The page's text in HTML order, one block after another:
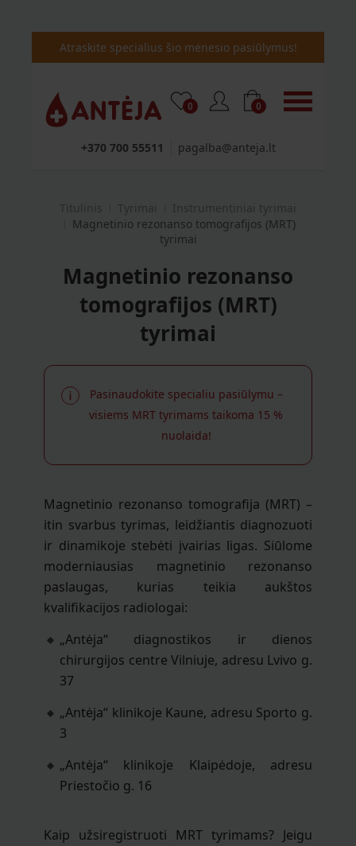
Atraskite specialius šio mėnesio pasiūlymus!
+370 700 55511 pagalba@anteja.lt
0 0
Titulinis Tyrimai
Instrumentiniai tyrimai
Magnetinio rezonanso tomografijos (MRT)
tyrimai
Magnetinio rezonanso
tomografijos (MRT)
tyrimai
Pasinaudokite specialiu pasiūlymu –
visiems MRT tyrimams taikoma 15 %
nuolaida!
Magnetinio rezonanso tomografija (MRT) –
itin svarbus tyrimas, leidžiantis diagnozuoti
ir dinamikoje stebėti įvairias ligas. Siūlome
moderniausias magnetinio rezonanso
paslaugas, kurias teikia aukštos
kvalifikacijos radiologai:
„Antėja“ diagnostikos ir dienos
chirurgijos centre Vilniuje, adresu Lvivo g.
37
„Antėja“ klinikoje Kaune, adresu Sporto g.
3
„Antėja“ klinikoje Klaipėdoje, adresu
Priestočio g. 16
Kaip užsiregistruoti MRT tyrimams? Jeigu